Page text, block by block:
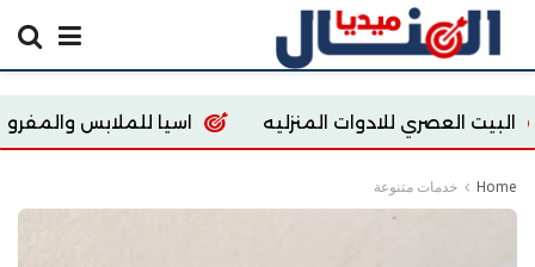
للادوات المنزليه اسيا للملابس والمفروشات
Home خدمات متنوعة